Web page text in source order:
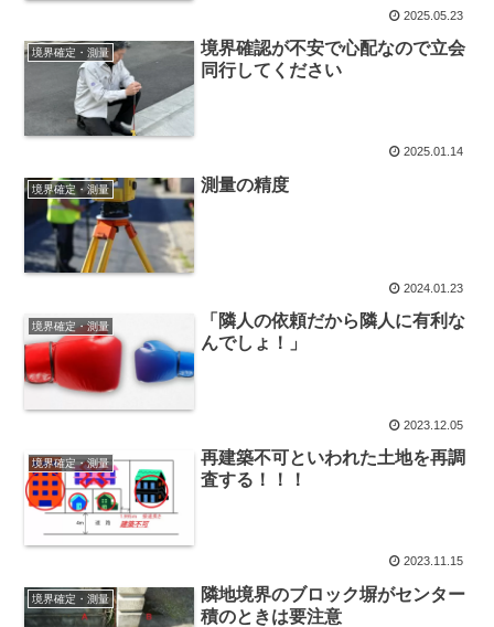
2025.05.23
境界確定・測量
境界確認が不安で心配なので立会
同行してください
2025.01.14
境界確定・測量 測量の精度
2024.01.23
境界確定・測量
「隣人の依頼だから隣人に有利な
んでしょ！」
2023.12.05
境界確定・測量
再建築不可といわれた土地を再調
査する！！！
2023.11.15
境界確定・測量
隣地境界のブロック塀がセンター
積のときは要注意